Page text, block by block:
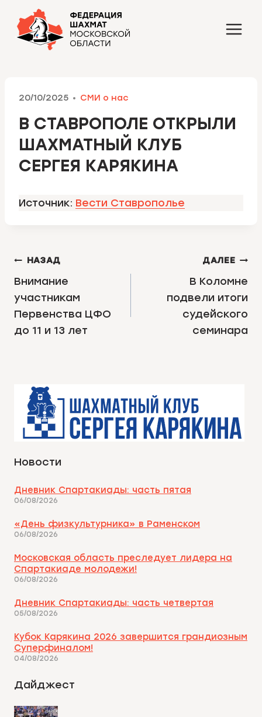
Перейти
содержимому
20/10/2025 СМИ о нас
В СТАВРОПОЛЕ ОТКРЫЛИ
ШАХМАТНЫЙ КЛУБ
СЕРГЕЯ КАРЯКИНА
Источник: Вести Ставрополье
НАВИГАЦИЯ
ПО
ЗАПИСЯМ
НАЗАД
Внимание
участникам
Первенства ЦФО
до 11 и 13 лет
ДАЛЕЕ
В Коломне
подвели итоги
судейского
семинара
Новости
Дневник Спартакиады: часть пятая
06/08/2026
«День физкультурника» в Раменском
06/08/2026
Московская область преследует лидера на
Спартакиаде молодежи!
06/08/2026
Дневник Спартакиады: часть четвертая
05/08/2026
Кубок Карякина 2026 завершится грандиозным
Суперфиналом!
04/08/2026
Дайджест